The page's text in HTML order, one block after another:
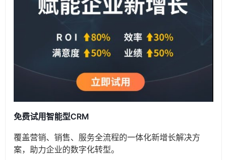
免费试用智能型CRM
覆盖营销、销售、服务全流程的一体化新增长解决方
案，助力企业的数字化转型。